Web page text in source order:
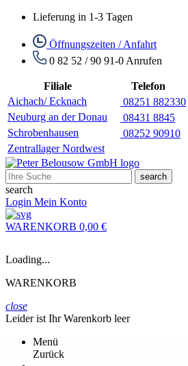
Lieferung in 1-3 Tagen
Öffnungszeiten / Anfahrt
0 82 52 / 90 91-0 Anrufen
Filiale Telefon
Aichach/ Ecknach
08251 882330
Neuburg an der Donau
08431 8845
Schrobenhausen
08252 90910
Zentrallager Nordwest
search
search
Login Mein Konto
WARENKORB 0,00 €
Loading...
WARENKORB
close
Leider ist Ihr Warenkorb leer
Menü
Zurück